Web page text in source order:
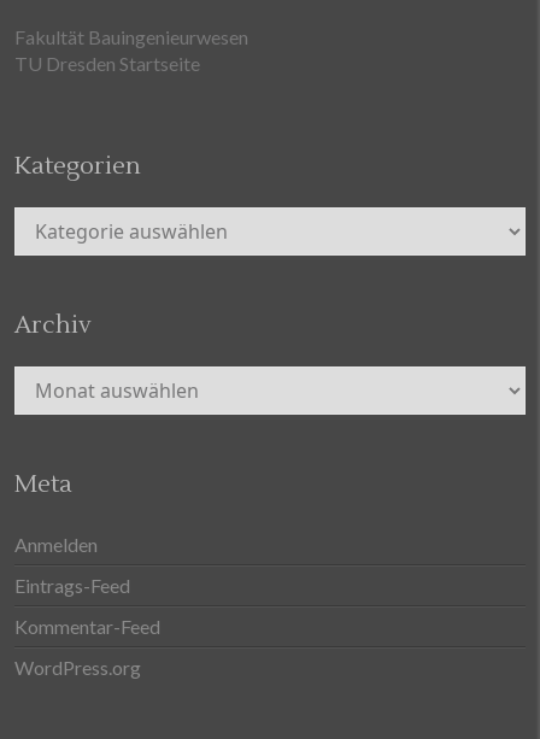
Fakultät Bauingenieurwesen
TU Dresden Startseite
Kategorien
Kategorien
Archiv
Archiv
Meta
Anmelden
Eintrags-Feed
Kommentar-Feed
WordPress.org